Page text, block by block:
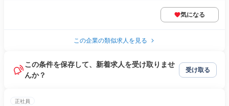
気になる
この企業の類似求人を見る
この条件を保存して、新着求人を受け取りませ
んか？
受け取る
正社員